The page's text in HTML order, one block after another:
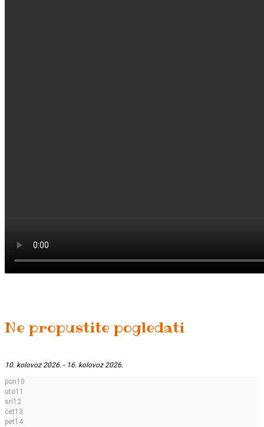
Ne propustite pogledati
10. kolovoz 2026. - 16. kolovoz 2026.
pon10
uto11
sri12
čet13
pet14